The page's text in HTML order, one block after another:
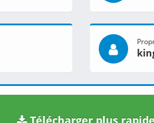
Télécharger plus